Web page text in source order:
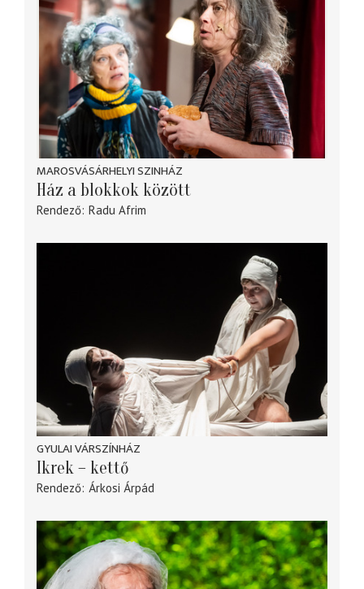
MAROSVÁSÁRHELYI SZINHÁZ
Ház a blokkok között
Rendező Radu Afrim
GYULAI VÁRSZÍNHÁZ
Ikrek – kettő
Rendező Árkosi Árpád